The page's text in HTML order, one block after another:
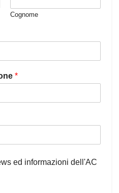
Cognome
*
ed informazioni dell'AC